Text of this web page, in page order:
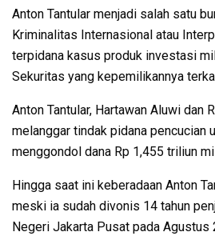
Anton Tantular menjadi salah satu
Kriminalitas Internasional atau
terpidana kasus produk investasi
Sekuritas yang kepemilikannya
Anton Tantular, Hartawan Aluwi dan
melanggar tindak pidana pencucian
menggondol dana Rp 1,455 triliun
Hingga saat ini keberadaan Anton
meski ia sudah divonis 14 tahun
Negeri Jakarta Pusat pada Agustus